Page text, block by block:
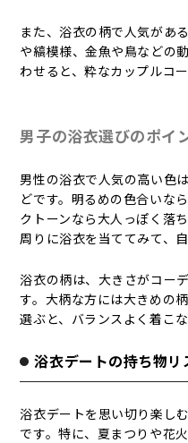
また、浴衣の柄で人気があ
や縞模様、金魚や鳥などの
わせると、粋なカップルコ
男子の浴衣選びのポイ
男性の浴衣で人気の高い色
どです。明るめの色合いな
クトーンなら大人っぽく落
周りに浴衣を当ててみて、
浴衣の柄は、大きさがコー
す。大柄な方には大きめの
選ぶと、バランスよく着こな
浴衣デートの持ち物リ
浴衣デートを思い切り楽し
です。特に、夏まつりや花